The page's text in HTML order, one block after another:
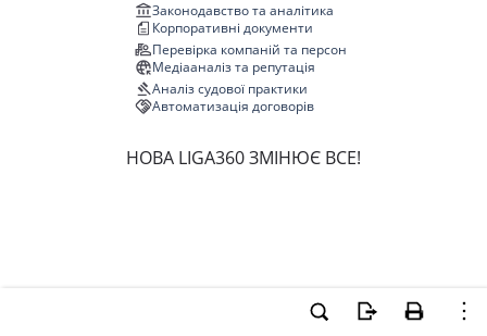
Законодавство та аналітика
Корпоративні документи
Перевірка компаній та персон
Медіааналіз та репутація
Аналіз судової практики
Автоматизація договорів
НОВА LIGA360 ЗМІНЮЄ ВСЕ!